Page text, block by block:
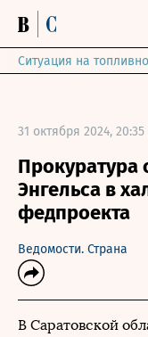
Ситуация на
31 октября 2024,
Прокуратура
Энгельса в
федпроекта
Ведомости. Страна
В Саратовской